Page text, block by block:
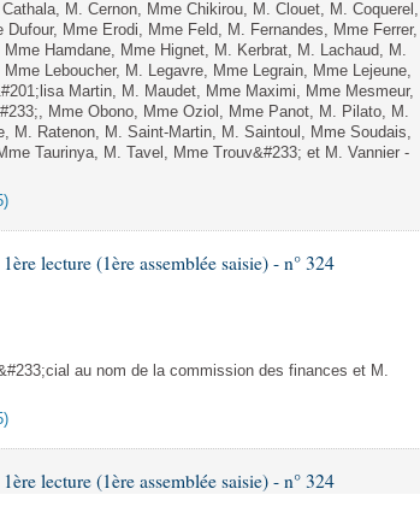
M. Cernon, Mme Chikirou, M. Clouet, M. Coquerel,
Mme Erodi, Mme Feld, M. Fernandes, Mme Ferrer,
Hamdane, Mme Hignet, M. Kerbrat, M. Lachaud, M.
Leboucher, M. Legavre, Mme Legrain, Mme Lejeune,
Martin, M. Maudet, Mme Maximi, Mme Mesmeur,
Mme Obono, Mme Oziol, Mme Panot, M. Pilato, M.
M. Ratenon, M. Saint-Martin, M. Saintoul, Mme Soudais,
Taurinya, M. Tavel, Mme Trouv&#233; et M. Vannier -
lecture (1ère assemblée saisie) - n° 324
au nom de la commission des finances et M.
lecture (1ère assemblée saisie) - n° 324